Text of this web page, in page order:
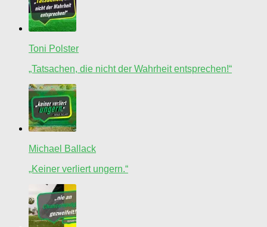
Toni Polster
„Tatsachen, die nicht der Wahrheit entsprechen!“
Michael Ballack
„Keiner verliert ungern.“